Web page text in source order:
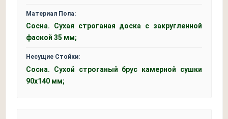
Материал Пола:
Сосна. Сухая строганая доска с закругленной
фаской 35 мм;
Несущие Стойки:
Сосна. Сухой строганый брус камерной сушки
90х140 мм;